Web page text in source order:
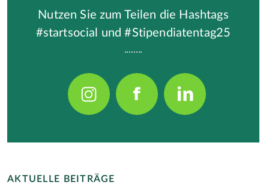
Nutzen Sie zum Teilen die Hashtags
#startsocial und #Stipendiatentag25
AKTUELLE BEITRÄGE